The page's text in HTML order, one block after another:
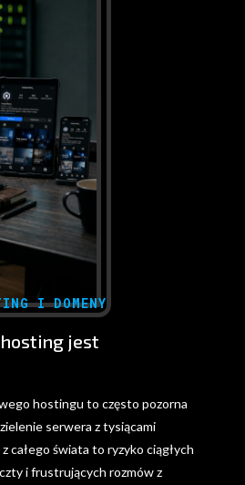
I DOMENY
jest
hostingu to często pozorna
serwera z tysiącami
całego świata to ryzyko ciągłych
i frustrujących rozmów z